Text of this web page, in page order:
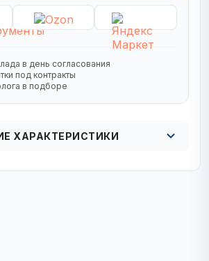
в день согласования
под контракты
в подборе
ХАРАКТЕРИСТИКИ